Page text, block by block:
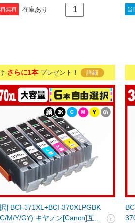
無料 在庫あり 当
さらに1本プレゼント！ 詳細
] BCI-371XL+BCI-370XLPGBK
M/Y/GY) キヤノン[Canon]互換